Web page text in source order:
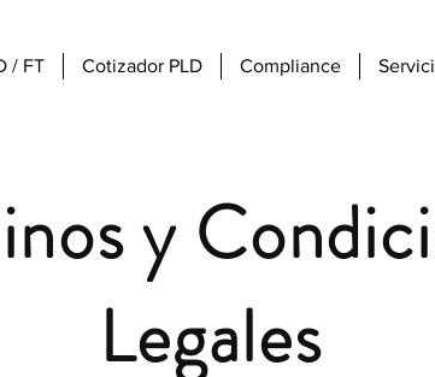
/ FT Cotizador PLD Compliance
y
Legales